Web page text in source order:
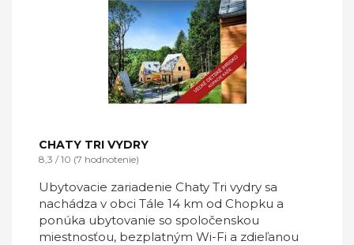
CHATY TRI VYDRY
8,3 / 10 (7 hodnotenie)
Ubytovacie zariadenie Chaty Tri vydry sa
nachádza v obci Tále 14 km od Chopku a
ponúka ubytovanie so spoločenskou
miestnosťou, bezplatným Wi-Fi a zdieľanou